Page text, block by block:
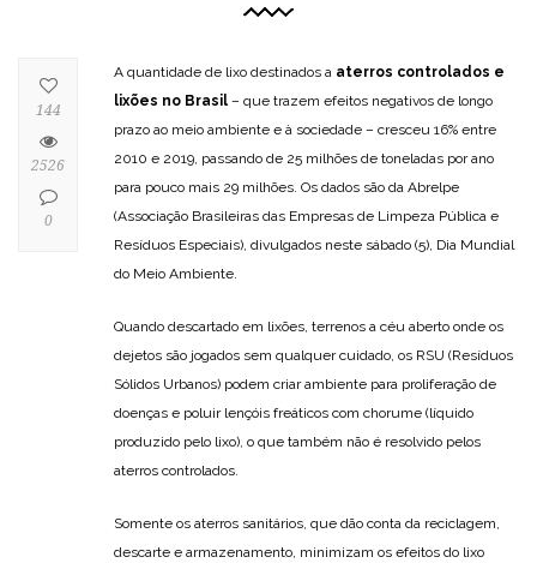
A quantidade de lixo destinados a aterros controlados e
lixões no Brasil – que trazem efeitos negativos de longo
prazo ao meio ambiente e à sociedade – cresceu 16% entre
2010 e 2019, passando de 25 milhões de toneladas por ano
para pouco mais 29 milhões. Os dados são da Abrelpe
(Associação Brasileiras das Empresas de Limpeza Pública e
Resíduos Especiais), divulgados neste sábado (5), Dia Mundial
do Meio Ambiente.
Quando descartado em lixões, terrenos a céu aberto onde os
dejetos são jogados sem qualquer cuidado, os RSU (Resíduos
Sólidos Urbanos) podem criar ambiente para proliferação de
doenças e poluir lençóis freáticos com chorume (líquido
produzido pelo lixo), o que também não é resolvido pelos
aterros controlados.
Somente os aterros sanitários, que dão conta da reciclagem,
descarte e armazenamento, minimizam os efeitos do lixo
144
2526
0